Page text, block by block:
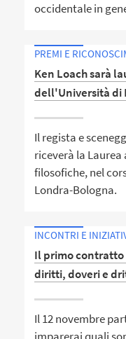
occidentale in
PREMI E
Ken Loach sarà
dell'Università di
Il regista e
riceverà la Laurea
filosofiche, nel
Londra-Bologna.
INCONTRI E
Il primo contratto
diritti, doveri e
Il 12 novembre